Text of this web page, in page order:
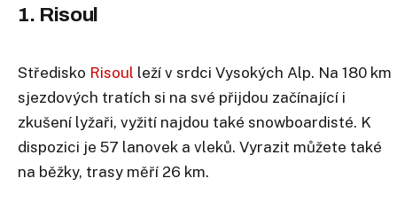
1. Risoul
Středisko Risoul leží v srdci Vysokých Alp. Na 180 km
sjezdových tratích si na své přijdou začínající i
zkušení lyžaři, vyžití najdou také snowboardisté. K
dispozici je 57 lanovek a vleků. Vyrazit můžete také
na běžky, trasy měří 26 km.